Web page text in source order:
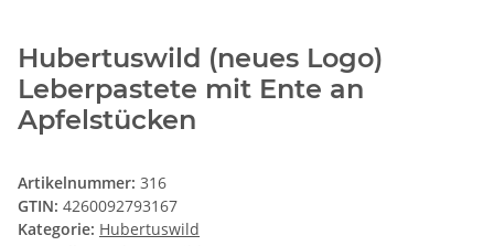
Hubertuswild (neues Logo)
Leberpastete mit Ente an
Apfelstücken
Artikelnummer: 316
GTIN: 4260092793167
Kategorie: Hubertuswild